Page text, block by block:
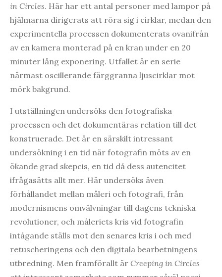
in Circles. Här har ett antal personer med lampor på
hjälmarna dirigerats att röra sig i cirklar, medan den
experimentella processen dokumenterats ovanifrån
av en kamera monterad på en kran under en 20
minuter lång exponering. Utfallet är en serie
närmast oscillerande färggranna ljuscirklar mot
mörk bakgrund.
I utställningen undersöks den fotografiska
processen och det dokumentäras relation till det
konstruerade. Det är en särskilt intressant
undersökning i en tid när fotografin möts av en
ökande grad skepcis, en tid då dess autencitet
ifrågasätts allt mer. Här undersöks även
förhållandet mellan måleri och fotografi, från
modernismens omvälvningar till dagens tekniska
revolutioner, och måleriets kris vid fotografin
intågande ställs mot den senares kris i och med
retuscheringens och den digitala bearbetningens
utbredning. Men framförallt är Creeping in Circles